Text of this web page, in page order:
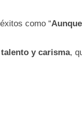
como “
talento y carisma,